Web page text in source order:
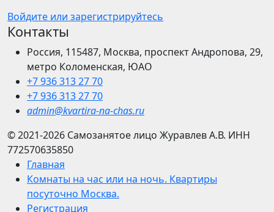
Войдите или зарегистрируйтесь
Контакты
Россия, 115487, Москва, проспект Андропова, 29,
метро Коломенская, ЮАО
+7 936 313 27 70
+7 936 313 27 70
admin@kvartira-na-chas.ru
© 2021-2026 Самозанятое лицо Журавлев А.В. ИНН
772570635850
Главная
Комнаты на час или на ночь. Квартиры
посуточно Москва.
Регистрация